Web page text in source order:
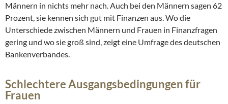
Männern in nichts mehr nach. Auch bei den Männern sagen 62
Prozent, sie kennen sich gut mit Finanzen aus. Wo die
Unterschiede zwischen Männern und Frauen in Finanzfragen
gering und wo sie groß sind, zeigt eine Umfrage des deutschen
Bankenverbandes.
Schlechtere Ausgangsbedingungen für
Frauen